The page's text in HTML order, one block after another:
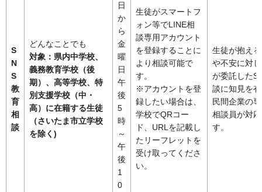
S
N
S
教
育
相
談
どんなことでも
対象：県内中学校、
義務教育学校（後
期）、高等学校、特
別支援学校（中・
高）に在籍する生徒
（さいたま市立学校
を除く)
日
か
ら
金
曜
日
午
後
5
時
～
午
後
1
0
生徒がスマートフ
ォン等でLINE相
談専用アカウント
を登録することに
より相談可能で
す。
※アカウントを登
録したい場合は、
学校でQRコー
ド、URLを記載し
たリーフレットを
受け取ってくださ
い。
生徒が抱え
や不安に対
が委託した
談に知見を
民間企業の
相談員が対
す。